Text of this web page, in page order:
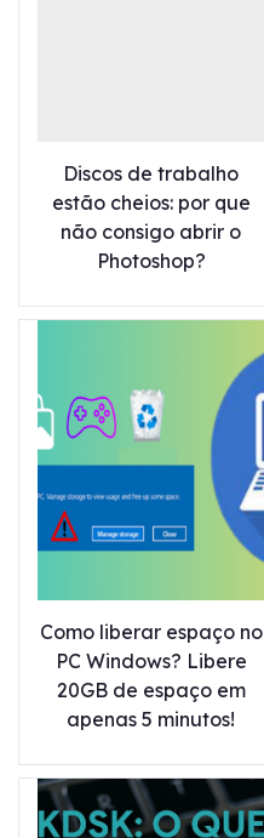
Discos de trabalho
estão cheios: por que
não consigo abrir o
Photoshop?
Como liberar espaço no
PC Windows? Libere
20GB de espaço em
apenas 5 minutos!